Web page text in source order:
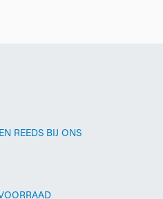
REEDS BIJ ONS